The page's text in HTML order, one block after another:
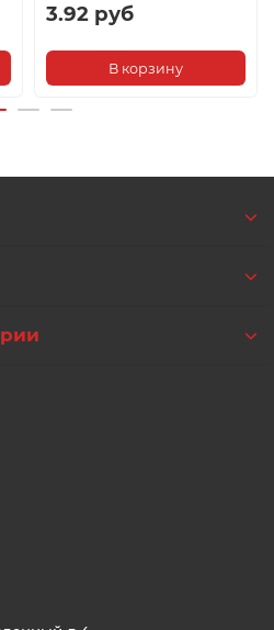
3.92 руб
В корзину